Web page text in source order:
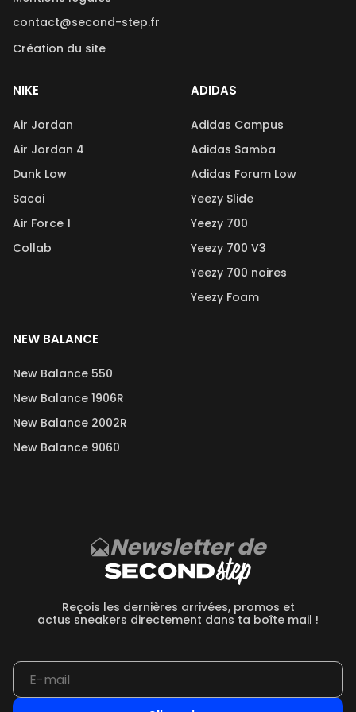
contact@second-step.fr
Création du site
NIKE
Air Jordan
Air Jordan 4
Dunk Low
Sacai
Air Force 1
Collab
ADIDAS
Adidas Campus
Adidas Samba
Adidas Forum Low
Yeezy Slide
Yeezy 700
Yeezy 700 V3
Yeezy 700 noires
Yeezy Foam
NEW BALANCE
New Balance 550
New Balance 1906R
New Balance 2002R
New Balance 9060
Newsletter de
Reçois les dernières arrivées, promos et
actus sneakers directement dans ta boîte mail !